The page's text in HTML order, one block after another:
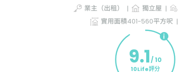
業主（出租） 獨立屋
實用面積401-560平方呎
9.1/ 10
10Life評分